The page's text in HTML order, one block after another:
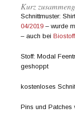
Kurz
Schnittmuster:
04/2019 – wurde
– auch bei
Stoff: Modal
geshoppt
kostenloses
Pins und